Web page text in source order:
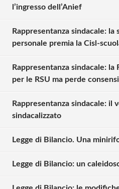
l’ingresso dell’Anief
Rappresentanza sindacale: la
personale premia la Cisl-
Rappresentanza sindacale:
per le RSU ma perde consensi
Rappresentanza sindacale: il
sindacalizzato
Legge di Bilancio. Una
Legge di Bilancio: un